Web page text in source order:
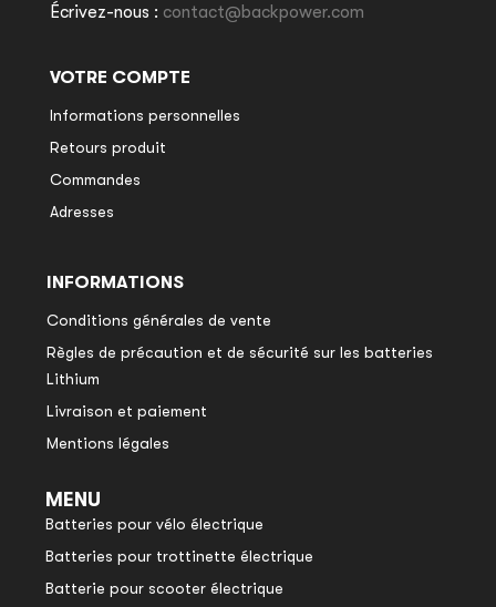
Écrivez-nous : contact@backpower.com
VOTRE COMPTE
Informations personnelles
Retours produit
Commandes
Adresses
INFORMATIONS
Conditions générales de vente
Règles de précaution et de sécurité sur les batteries
Lithium
Livraison et paiement
Mentions légales
MENU
Batteries pour vélo électrique
Batteries pour trottinette électrique
Batterie pour scooter électrique